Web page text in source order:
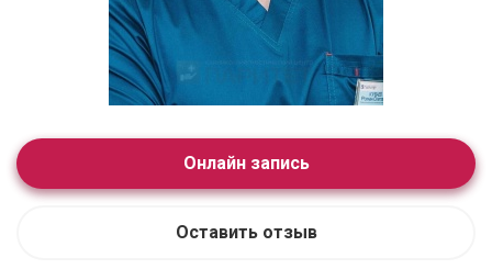
Онлайн запись
Оставить отзыв